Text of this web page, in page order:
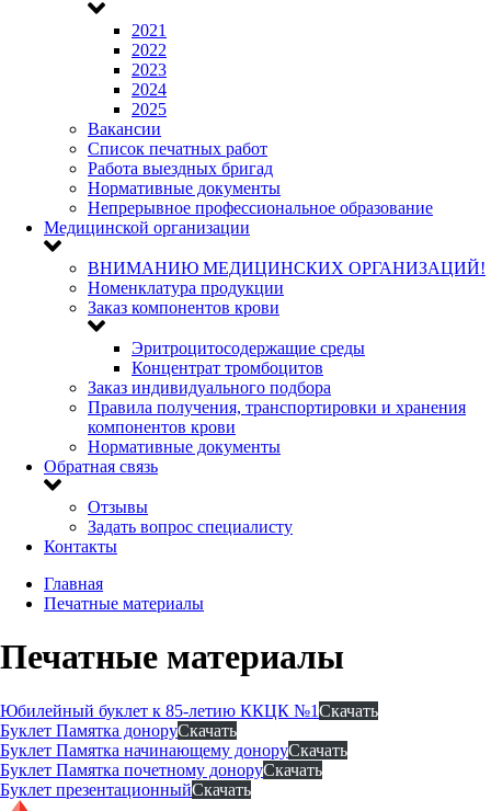
2021
2022
2023
2024
2025
Вакансии
Список печатных работ
Работа выездных бригад
Нормативные документы
Непрерывное профессиональное образование
Медицинской организации
ВНИМАНИЮ МЕДИЦИНСКИХ ОРГАНИЗАЦИЙ!
Номенклатура продукции
Заказ компонентов крови
Эритроцитосодержащие среды
Концентрат тромбоцитов
Заказ индивидуального подбора
Правила получения, транспортировки и хранения
компонентов крови
Нормативные документы
Обратная связь
Отзывы
Задать вопрос специалисту
Контакты
Главная
Печатные материалы
Печатные материалы
Юбилейный буклет к 85-летию ККЦК №1Скачать
Буклет Памятка доноруСкачать
Буклет Памятка начинающему доноруСкачать
Буклет Памятка почетному доноруСкачать
Буклет презентационныйСкачать